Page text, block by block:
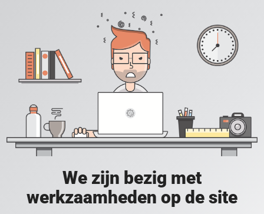
We zijn bezig met
werkzaamheden op de site